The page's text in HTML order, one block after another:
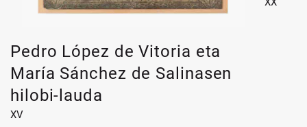
Pedro López de Vitoria eta
María Sánchez de Salinasen
hilobi-lauda
XV